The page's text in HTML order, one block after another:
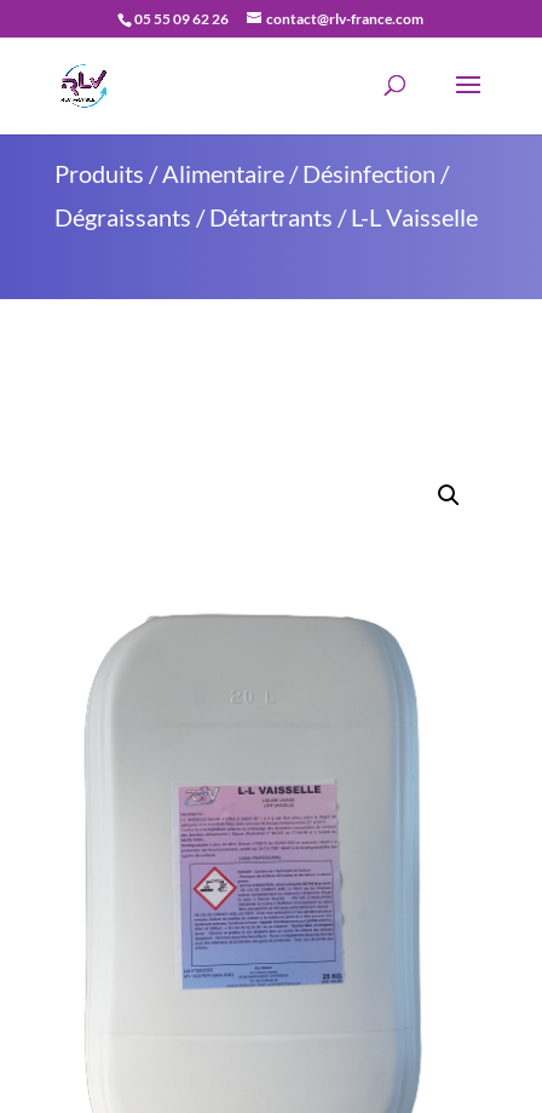
05 55 09 62 26 contact@rlv-france.com
Produits /Alimentaire / Désinfection /
Dégraissants / Détartrants / L-L Vaisselle